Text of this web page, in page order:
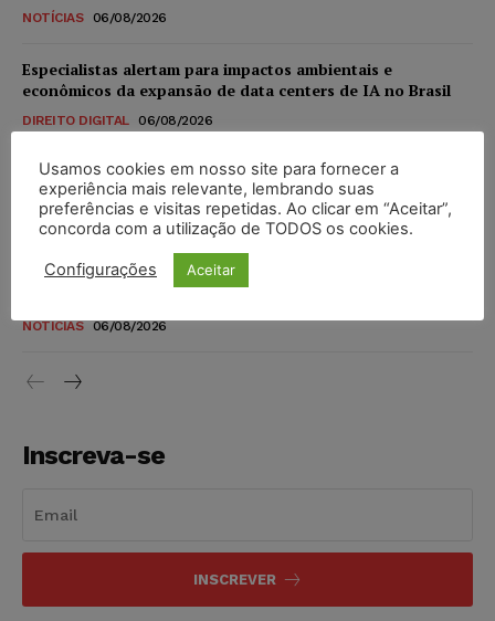
NOTÍCIAS 06/08/2026
Especialistas alertam para impactos ambientais e
econômicos da expansão de data centers de IA no Brasil
DIREITO DIGITAL 06/08/2026
TSE reforça que sistemas das urnas eletrônicas tornam-se
invioláveis após assinatura digital e lacração
NOTÍCIAS 06/08/2026
STF inicia julgamento sobre constitucionalidade da
NOTÍCIAS 06/08/2026
Inscreva-se
INSCREVER
Usamos cookies em nosso site para fornecer a
experiência mais relevante, lembrando suas
preferências e visitas repetidas. Ao clicar em “Aceitar”,
concorda com a utilização de TODOS os cookies.
Configurações Aceitar